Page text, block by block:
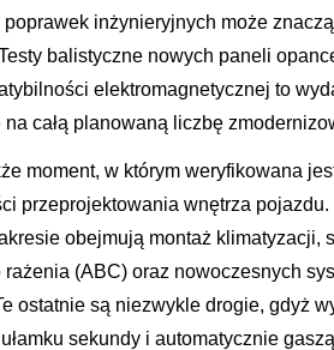
inżynieryjnych może
balistyczne nowych paneli
elektromagnetycznej to
na całą planowaną liczbę
moment, w którym weryfikowana
przeprojektowania wnętrza
obejmują montaż klimatyzacji,
(ABC) oraz nowoczesnych
ostatnie są niezwykle drogie, gdyż
sekundy i automatycznie